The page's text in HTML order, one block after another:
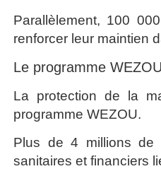
Parallèlement, 100
renforcer leur maintien
Le programme
La protection de la
programme WEZOU.
Plus de 4 millions de
sanitaires et financiers